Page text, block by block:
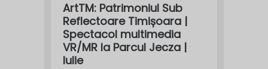
ArtTM: Patrimoniul Sub
Reflectoare Timișoara |
Spectacol multimedia
VR/MR la Parcul Jecza |
Iulie